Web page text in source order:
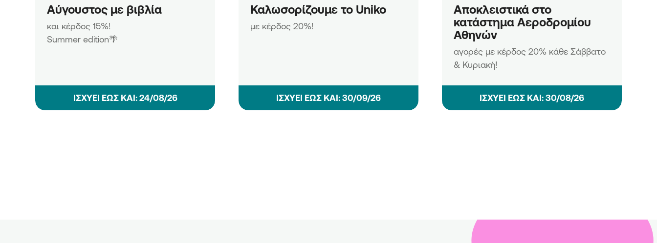
Αύγουστος με βιβλία
και κέρδος 15%!
Summer edition🌴
ΙΣΧΥΕΙ ΕΩΣ ΚΑΙ: 24/08/26
Καλωσορίζουμε το Uniko
με κέρδος 20%!
ΙΣΧΥΕΙ ΕΩΣ ΚΑΙ: 30/09/26
Αποκλειστικά στο
κατάστημα Αεροδρομίου
Αθηνών
αγορές με κέρδος 20% κάθε Σάββατο
& Κυριακή!
ΙΣΧΥΕΙ ΕΩΣ ΚΑΙ: 30/08/26